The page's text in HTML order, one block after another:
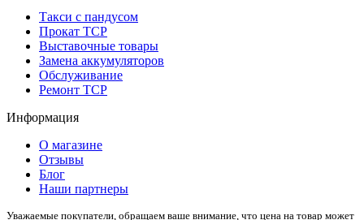
Такси с пандусом
Прокат ТСР
Выставочные товары
Замена аккумуляторов
Обслуживание
Ремонт ТСР
Информация
О магазине
Отзывы
Блог
Наши партнеры
Уважаемые покупатели, обращаем ваше внимание, что цена на товар может